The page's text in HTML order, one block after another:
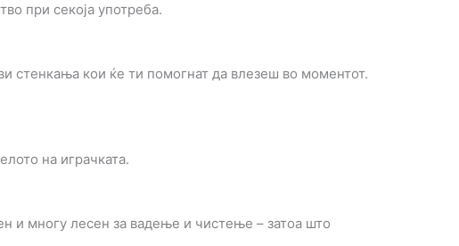
при секоја употреба.
стенкања кои ќе ти помогнат да влезеш во моментот.
на играчката.
и многу лесен за вадење и чистење – затоа што